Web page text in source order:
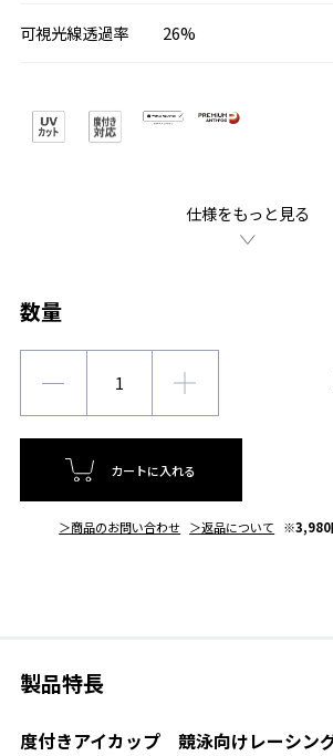
可視光線透過率 26%
仕様をもっと見る
数量
カートに入れる
＞商品のお問い合わせ ＞返品について ※3,980
製品特長
度付きアイカップ 競泳向けレーシン